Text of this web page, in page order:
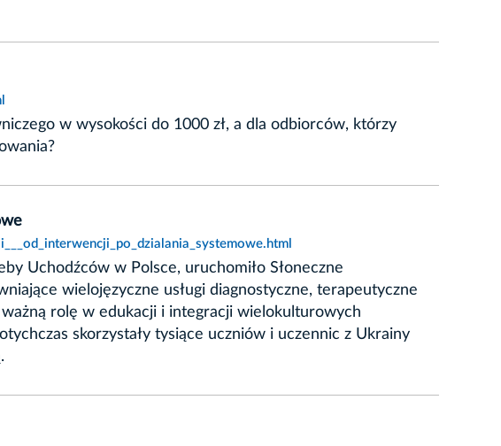
w wysokości do 1000 zł, a dla odbiorców, którzy
Uchodźców w Polsce, uruchomiło Słoneczne
wielojęzyczne usługi diagnostyczne, terapeutyczne
rolę w edukacji i integracji wielokulturowych
skorzystały tysiące uczniów i uczennic z Ukrainy